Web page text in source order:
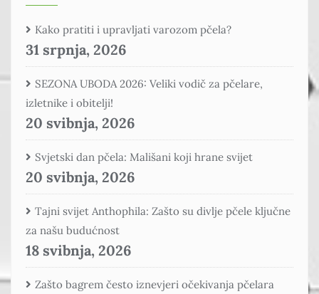
Kako pratiti i upravljati varozom pčela?
31 srpnja, 2026
SEZONA UBODA 2026: Veliki vodič za pčelare,
izletnike i obitelji!
20 svibnja, 2026
Svjetski dan pčela: Mališani koji hrane svijet
20 svibnja, 2026
Tajni svijet Anthophila: Zašto su divlje pčele ključne
za našu budućnost
18 svibnja, 2026
Zašto bagrem često iznevjeri očekivanja pčelara